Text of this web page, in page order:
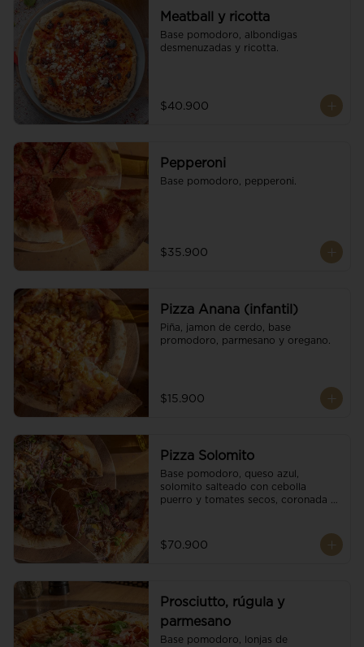
Meatball y ricotta
Base pomodoro, albondigas
desmenuzadas y ricotta.
$40.900
Pepperoni
Base pomodoro, pepperoni.
$35.900
Pizza Anana (infantil)
Piña, jamon de cerdo, base
promodoro, parmesano y oregano.
$15.900
Pizza Solomito
Base pomodoro, queso azul,
solomito salteado con cebolla
puerro y tomates secos, coronada
$70.900
Prosciutto, rúgula y
parmesano
Base pomodoro, lonjas de